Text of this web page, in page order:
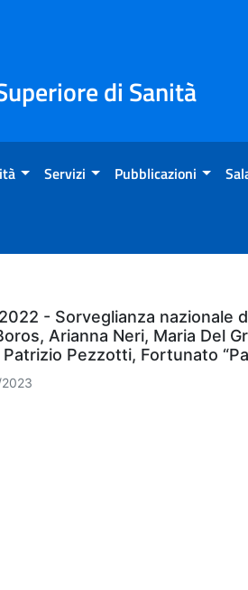
di Sanità
Servizi Pubblicazioni
- Sorveglianza nazionale
Arianna Neri, Maria Del
Pezzotti, Fortunato